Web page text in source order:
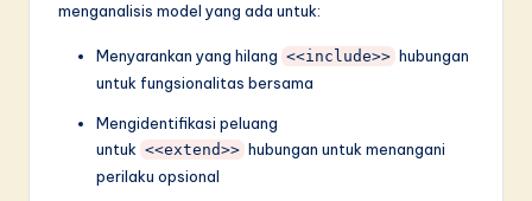
menganalisis model yang ada untuk:
Menyarankan yang hilang <<include>> hubungan
untuk fungsionalitas bersama
Mengidentifikasi peluang
untuk <<extend>> hubungan untuk menangani
perilaku opsional